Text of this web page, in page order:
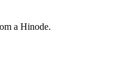
a Hinode.